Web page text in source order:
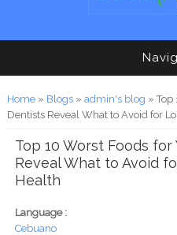
You are here
Home» Blogs» admin's blog » Top
Dentists Reveal What to Avoid for
Top 10 Worst Foods
Reveal What to Avoid
Health
Language :
Cebuano